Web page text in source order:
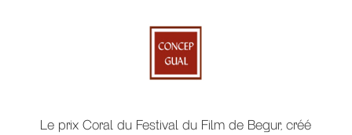
Le prix Coral du Festival du Film de Begur, créé